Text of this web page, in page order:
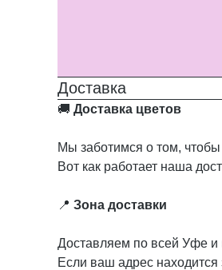
Доставка
🚚 Доставка цветов
Мы заботимся о том,
Вот как работает наша
📍 Зона доставки
Доставляем по всей Уфе
Если ваш адрес находится